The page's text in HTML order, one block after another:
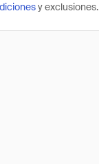
y exclusiones.